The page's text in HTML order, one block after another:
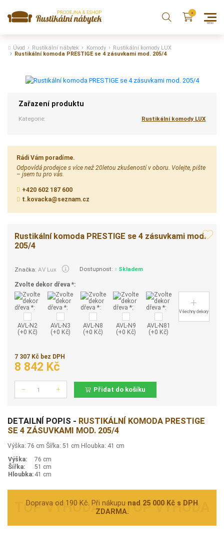
Úvod Rustikální nábytek Komody
Rustikální komody LUX
Rustikální komoda PRESTIGE se 4 zásuvkami mod. 205/4
Zařazení produktu
Kategorie: Rustikální komody LUX
Rádi Vám poradíme.
Odpovídá prodejce s více než 20letou zkušeností v oboru. Volejte, pište
– jsem tu pro vás.
+420 602 187 600
t.kovacka@seznam.cz
Rustikální komoda PRESTIGE se 4 zásuvkami mod.
205/4
Značka:AV Lux Dostupnost: Skladem
Zvolte dekor dřeva *:
AVL-N2
(+0 Kč)
AVL-N3
(+0 Kč)
AVL-N8
(+0 Kč)
AVL-N9
(+0 Kč)
AVL-N81
(+0 Kč)
Všechny dekory
7 307 Kč bez DPH
8 842 Kč
Přidat do košíku
DETAILNÍ POPIS - RUSTIKÁLNÍ KOMODA PRESTIGE
SE 4 ZÁSUVKAMI MOD. 205/4
Výška: 76 cm Šířka: 51 cm Hloubka: 41 cm
Výška:
76 cm
Šířka:
51 cm
Hloubka: 41 cm
Doprava od 190 Kč. Při nákupu nad 25 000 Kč s DPH
ZDARMA.